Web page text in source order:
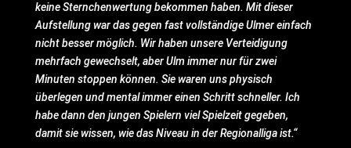
keine Sternchenwertung bekommen haben. Mit dieser
Aufstellung war das gegen fast vollständige Ulmer einfach
nicht besser möglich. Wir haben unsere Verteidigung
mehrfach gewechselt, aber Ulm immer nur für zwei
Minuten stoppen können. Sie waren uns physisch
überlegen und mental immer einen Schritt schneller. Ich
habe dann den jungen Spielern viel Spielzeit gegeben,
damit sie wissen, wie das Niveau in der Regionalliga ist.“